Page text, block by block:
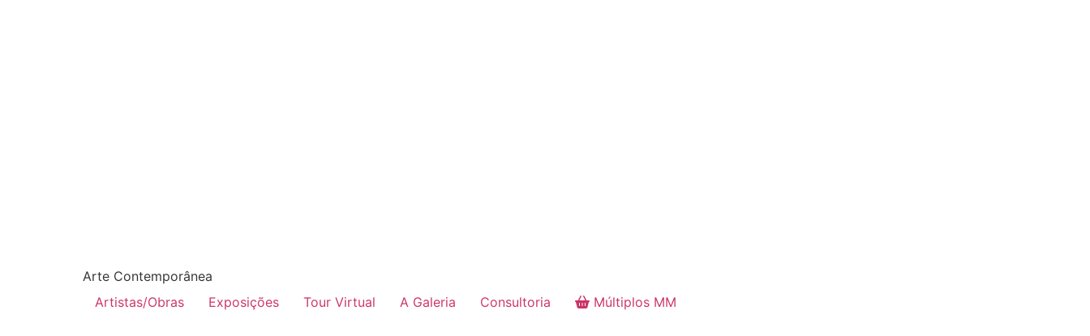
Arte Contemporânea
Artistas/Obras
Exposições Tour Virtual A Galeria Consultoria Múltiplos MM